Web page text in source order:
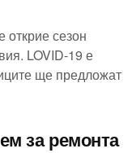
открие сезон
LOVID-19 е
ще предложат
за ремонта